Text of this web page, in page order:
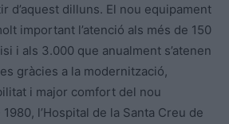
d’aquest dilluns. El nou equipament
important l’atenció als més de 150
i als 3.000 que anualment s’atenen
gràcies a la modernització,
i major comfort del nou
l’Hospital de la Santa Creu de